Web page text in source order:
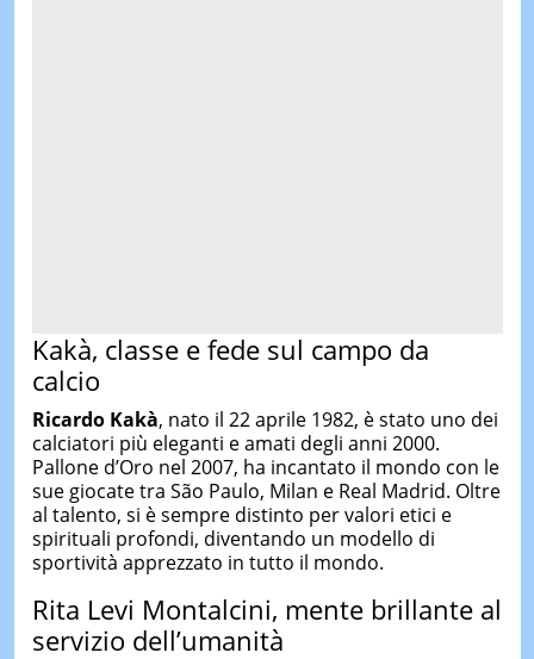
Kakà, classe e fede sul campo da
calcio
Ricardo Kakà, nato il 22 aprile 1982, è stato uno dei
calciatori più eleganti e amati degli anni 2000.
Pallone d’Oro nel 2007, ha incantato il mondo con le
sue giocate tra São Paulo, Milan e Real Madrid. Oltre
al talento, si è sempre distinto per valori etici e
spirituali profondi, diventando un modello di
sportività apprezzato in tutto il mondo.
Rita Levi Montalcini, mente brillante al
servizio dell’umanità